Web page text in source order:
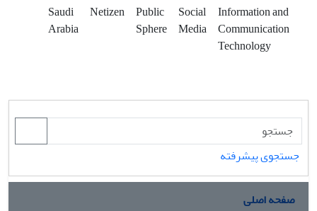
Saudi
Arabia
Netizen Public
Sphere
Social
Media
Information and
Communication
Technology
جستجوی پیشرفته
صفحه اصلی